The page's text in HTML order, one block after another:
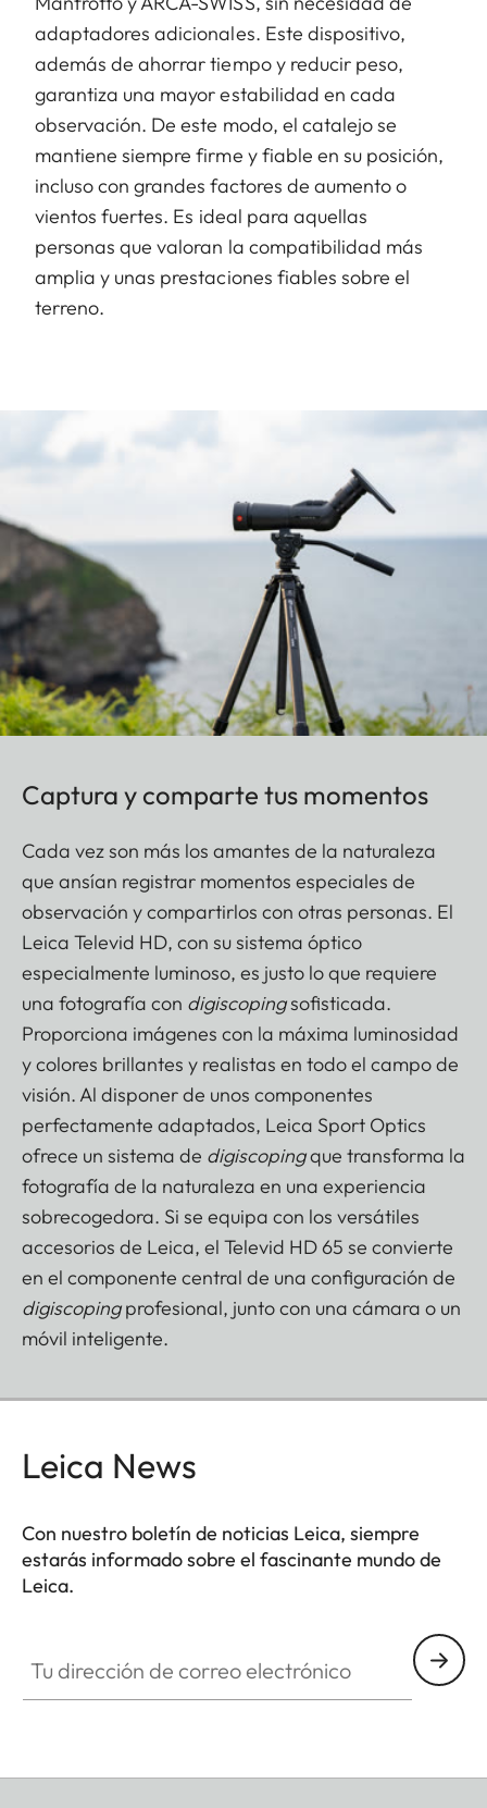
adaptadores adicionales. Este dispositivo,
además de ahorrar tiempo y reducir peso,
garantiza una mayor estabilidad en cada
observación. De este modo, el catalejo se
mantiene siempre firme y fiable en su posición,
incluso con grandes factores de aumento o
vientos fuertes. Es ideal para aquellas
personas que valoran la compatibilidad más
amplia y unas prestaciones fiables sobre el
terreno.
Captura y comparte tus momentos
Cada vez son más los amantes de la naturaleza
que ansían registrar momentos especiales de
observación y compartirlos con otras personas. El
Leica Televid HD, con su sistema óptico
especialmente luminoso, es justo lo que requiere
una fotografía con digiscopingsofisticada.
Proporciona imágenes con la máxima luminosidad
y colores brillantes y realistas en todo el campo de
visión. Al disponer de unos componentes
perfectamente adaptados, Leica Sport Optics
ofrece un sistema de digiscopingque transforma la
fotografía de la naturaleza en una experiencia
sobrecogedora. Si se equipa con los versátiles
accesorios de Leica, el Televid HD 65 se convierte
en el componente central de una configuración de
digiscopingprofesional, junto con una cámara o un
móvil inteligente.
Leica News
Con nuestro boletín de noticias Leica, siempre
estarás informado sobre el fascinante mundo de
Leica.